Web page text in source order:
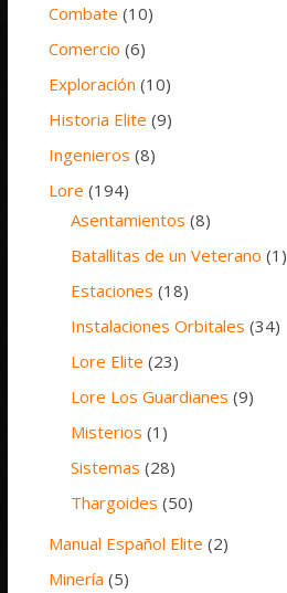
Combate (10)
Comercio (6)
Exploración (10)
Historia Elite (9)
Ingenieros (8)
Lore (194)
Asentamientos (8)
Batallitas de un Veterano (1)
Estaciones (18)
Instalaciones Orbitales (34)
Lore Elite (23)
Lore Los Guardianes (9)
Misterios (1)
Sistemas (28)
Thargoides (50)
Manual Español Elite (2)
Minería (5)